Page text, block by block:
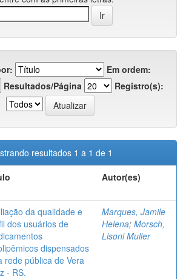
Em ordem:
Resultados/Página
Registro(s):
resultados 1 a 1 de 1
Autor(es)
da qualidade e
dos usuários de
dispensados
rede pública de Vera
- RS.
Marques, Jamile
Helena; Morsch,
Lisoni Muller